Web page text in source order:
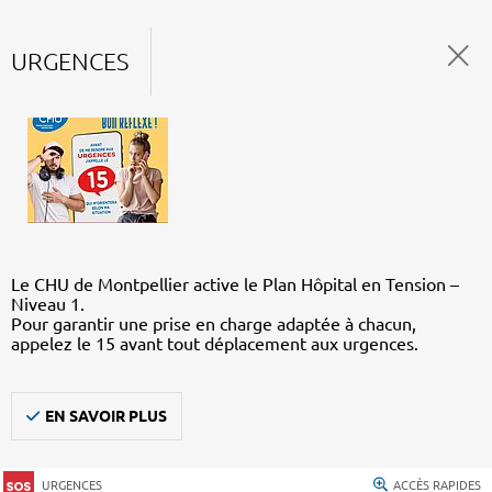
URGENCES
Le CHU de Montpellier active le Plan Hôpital en Tension –
Niveau 1.
Pour garantir une prise en charge adaptée à chacun,
appelez le 15 avant tout déplacement aux urgences.
EN SAVOIR PLUS
URGENCES ACCÈS RAPIDES